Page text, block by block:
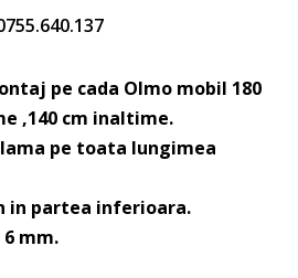
pe cada Olmo mobil 180
,140 cm inaltime.
pe toata lungimea
in partea inferioara.
mm.